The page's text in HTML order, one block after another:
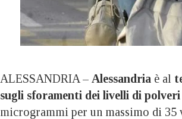
ALESSANDRIA – Alessandria è al
sugli sforamenti dei livelli di
microgrammi per un massimo di 35